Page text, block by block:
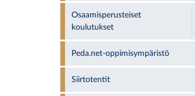
Osaamisperusteiset
koulutukset
Peda.net-oppimisympäristö
Siirtotentit